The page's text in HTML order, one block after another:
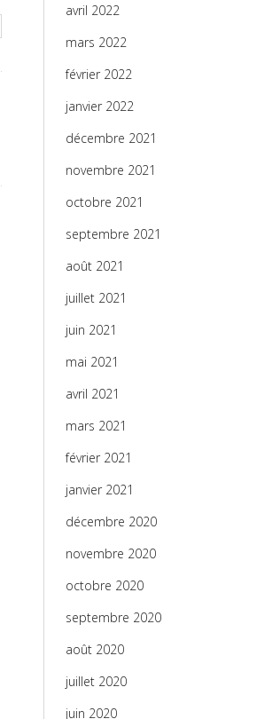
avril 2022
mars 2022
février 2022
janvier 2022
décembre 2021
novembre 2021
octobre 2021
septembre 2021
août 2021
juillet 2021
juin 2021
mai 2021
avril 2021
mars 2021
février 2021
janvier 2021
décembre 2020
novembre 2020
octobre 2020
septembre 2020
août 2020
juillet 2020
juin 2020